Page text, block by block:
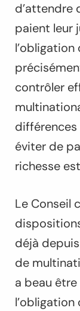
d’attendre
paient leur
contrôler
éviter de
richesse
Le Conseil
déjà
de
a beau